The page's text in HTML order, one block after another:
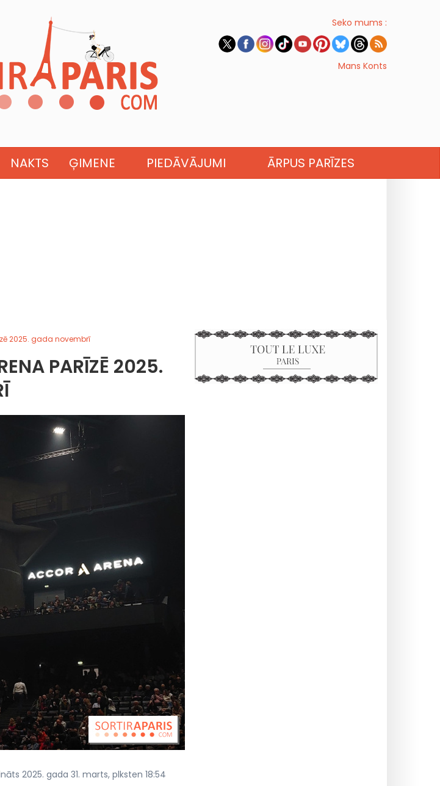
Seko mums :
Mans Konts
NAKTS ĢIMENE PIEDĀVĀJUMI ĀRPUS PARĪZES
2025. gada novembrī
PARĪZĒ 2025.
2025. gada 31. marts, plksten 18:54